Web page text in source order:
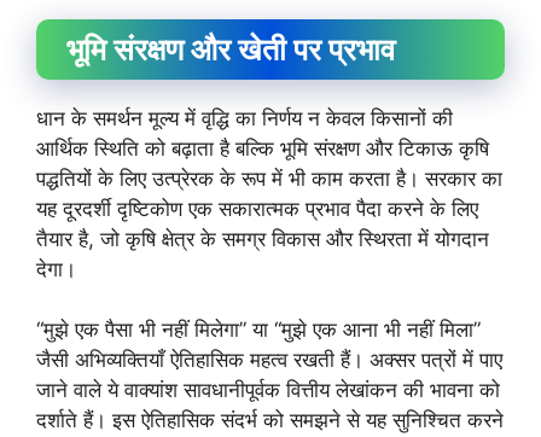
भूमि संरक्षण और खेती पर प्रभाव
धान के समर्थन मूल्य में वृद्धि का निर्णय न केवल किसानों की
आर्थिक स्थिति को बढ़ाता है बल्कि भूमि संरक्षण और टिकाऊ कृषि
पद्धतियों के लिए उत्प्रेरक के रूप में भी काम करता है। सरकार का
यह दूरदर्शी दृष्टिकोण एक सकारात्मक प्रभाव पैदा करने के लिए
तैयार है, जो कृषि क्षेत्र के समग्र विकास और स्थिरता में योगदान
देगा।
“मुझे एक पैसा भी नहीं मिलेगा” या “मुझे एक आना भी नहीं मिला”
जैसी अभिव्यक्तियाँ ऐतिहासिक महत्व रखती हैं। अक्सर पत्रों में पाए
जाने वाले ये वाक्यांश सावधानीपूर्वक वित्तीय लेखांकन की भावना को
दर्शाते हैं। इस ऐतिहासिक संदर्भ को समझने से यह सुनिश्चित करने